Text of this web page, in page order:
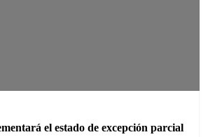
el estado de excepción parcial